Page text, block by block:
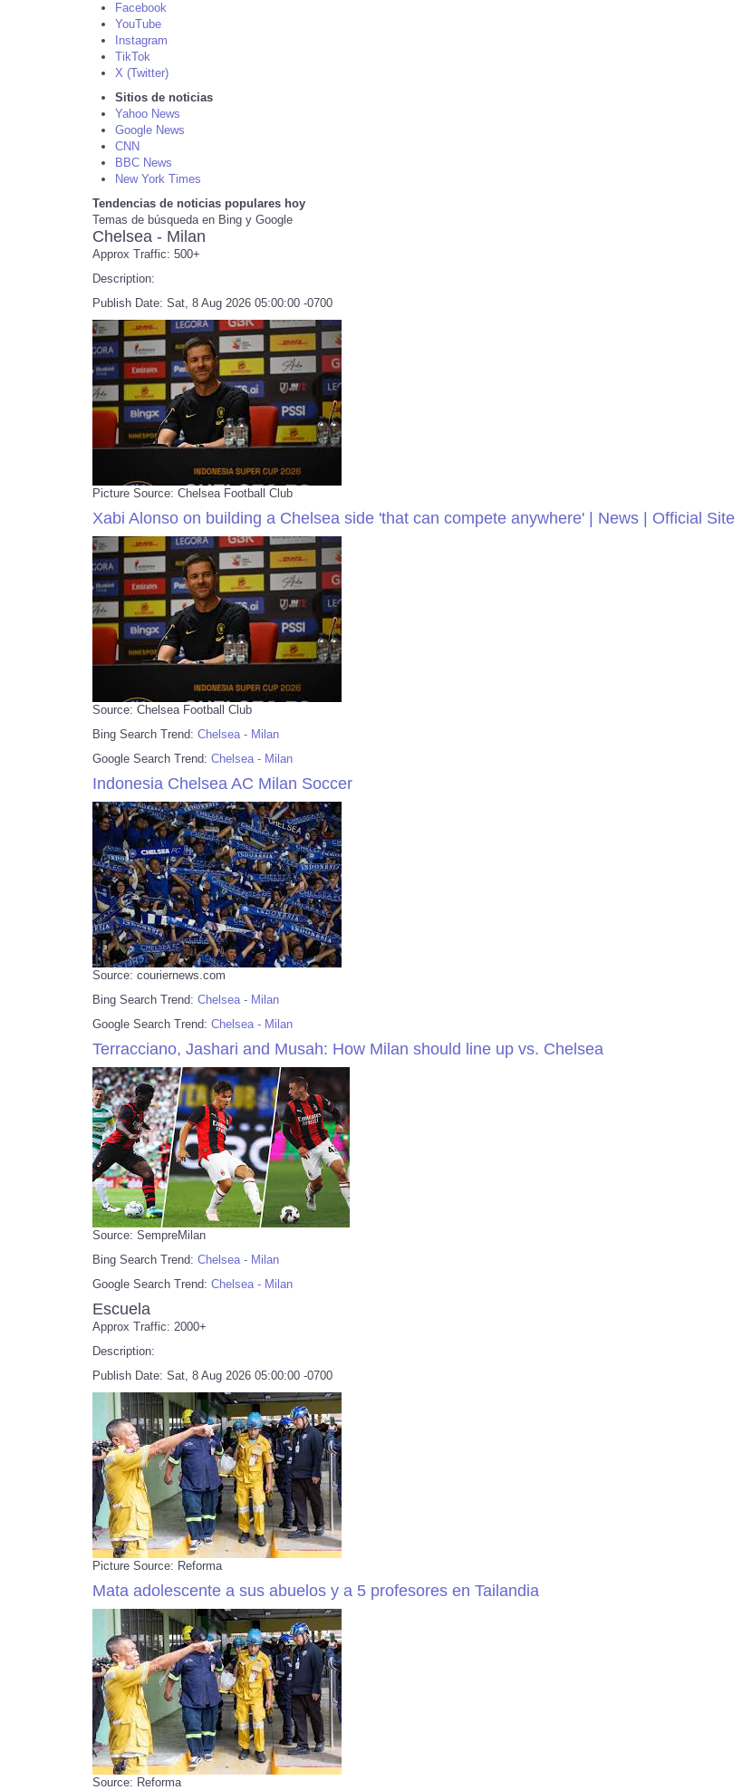
Facebook
YouTube
Instagram
TikTok
X (Twitter)
Sitios de noticias
Yahoo News
Google News
CNN
BBC News
New York Times
Tendencias de noticias populares hoy
Temas de búsqueda en Bing y Google
Chelsea - Milan
Approx Traffic: 500+
Description:
Publish Date: Sat, 8 Aug 2026 05:00:00 -0700
Picture Source: Chelsea Football Club
Xabi Alonso on building a Chelsea side 'that can compete anywhere' | News | Official Site
Source: Chelsea Football Club
Bing Search Trend: Chelsea - Milan
Google Search Trend: Chelsea - Milan
Indonesia Chelsea AC Milan Soccer
Source: couriernews.com
Bing Search Trend: Chelsea - Milan
Google Search Trend: Chelsea - Milan
Terracciano, Jashari and Musah: How Milan should line up vs. Chelsea
Source: SempreMilan
Bing Search Trend: Chelsea - Milan
Google Search Trend: Chelsea - Milan
Escuela
Approx Traffic: 2000+
Description:
Publish Date: Sat, 8 Aug 2026 05:00:00 -0700
Picture Source: Reforma
Mata adolescente a sus abuelos y a 5 profesores en Tailandia
Source: Reforma